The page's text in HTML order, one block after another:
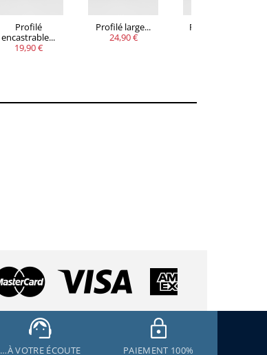
Profilé
encastrable...
19,90 €
Profilé large...
24,90 €
Profilé étroit...
…À VOTRE ÉCOUTE PAIEMENT 100%